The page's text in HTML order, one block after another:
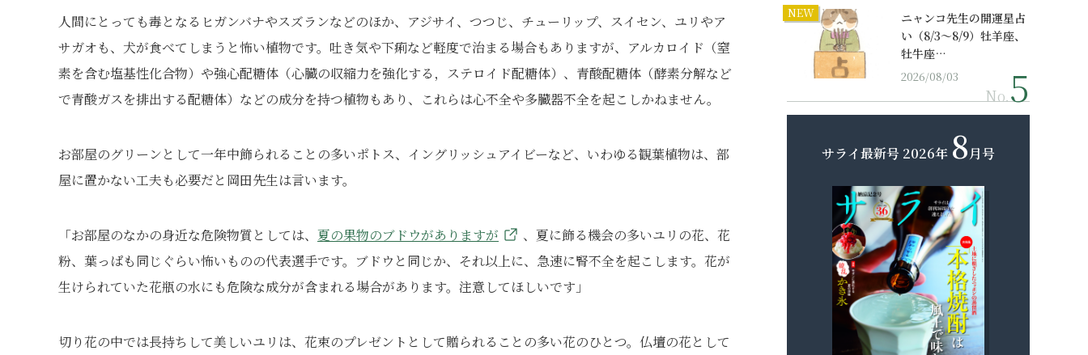
人間にとっても毒となるヒガンバナやスズランなどのほか、アジサイ、つつじ、チューリップ、スイセン、ユリやア
サガオも、犬が食べてしまうと怖い植物です。吐き気や下痢など軽度で治まる場合もありますが、アルカロイド （窒
素を含む塩基性化合物） や強心配糖体（心臓の収縮力を強化する，ステロイド配糖体） 、青酸配糖体 （酵素分解など
で青酸ガスを排出する配糖体） などの成分を持つ植物もあり、これらは心不全や多臓器不全を起こしかねません。
お部屋のグリーンとして一年中飾られることの多いポトス、イングリッシュアイビーなど、いわゆる観葉植物は、部
屋に置かない工夫も必要だと岡田先生は言います。
「お部屋のなかの身近な危険物質としては、 夏の果物のブドウがありますが
、夏に飾る機会の多いユリの花、花
粉、葉っぱも同じぐらい怖いものの代表選手です。ブドウと同じか、それ以上に、急速に腎不全を起こします。花が
生けられていた花瓶の水にも危険な成分が含まれる場合があります。注意してほしいです」
切り花の中では長持ちして美しいユリは、花束のプレゼントとして贈られることの多い花のひとつ。仏壇の花として
NEW
ニャンコ先生の開運星占
い（8/3～8/9）牡羊座、
牡牛座…
2026/08/03
No.
サライ最新号 2026年 8月号